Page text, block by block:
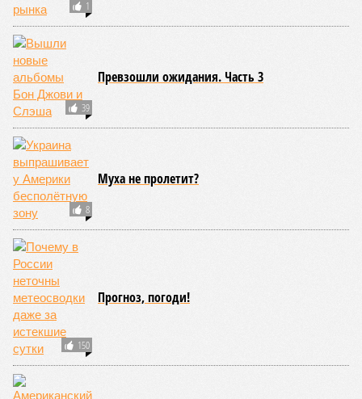
Экс-президент
отказался признать
Россию угрозой для
Европы
Посол ты на!
КОММЕНТАРИИ 0
Новости smi2.ru
Версия //Конфликт //В нескольких станциях от уже сданного
«Сказочного леса» пайщики ЖК «Станция Л» продолжают ждать от
компании Capital Group начала реальной достройки
В нескольких станциях от уже сданного «Сказочного
леса» пайщики ЖК «Станция Л» продолжают ждать от
компании Capital Group начала реальной достройки
«Станция ожидания» для дольщиков